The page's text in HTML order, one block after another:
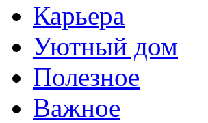
Карьера
Уютный дом
Полезное
Важное